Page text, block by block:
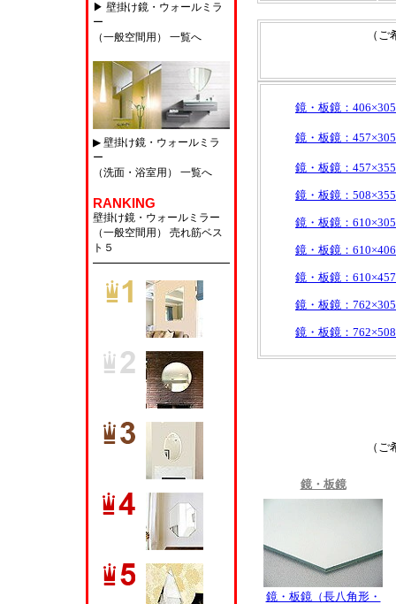
▶ 壁掛け鏡・ウォールミラ
ー
（一般空間用） 一覧へ
▶ 壁掛け鏡・ウォールミラ
ー
（洗面・浴室用） 一覧へ
RANKING
壁掛け鏡・ウォールミラー
（一般空間用） 売れ筋ベス
ト５
（
鏡・板鏡：406×305
鏡・板鏡：457×305
鏡・板鏡：457×355
鏡・板鏡：508×355
鏡・板鏡：610×305
鏡・板鏡：610×406
鏡・板鏡：610×457
鏡・板鏡：762×305
鏡・板鏡：762×508
（
鏡・板鏡
鏡・板鏡（長八角形・